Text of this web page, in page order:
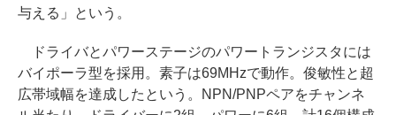
与える」という。
ドライバとパワーステージのパワートランジスタには
バイポーラ型を採用。素子は69MHzで動作。俊敏性と超
広帯域幅を達成したという。NPN/PNPペアをチャンネ